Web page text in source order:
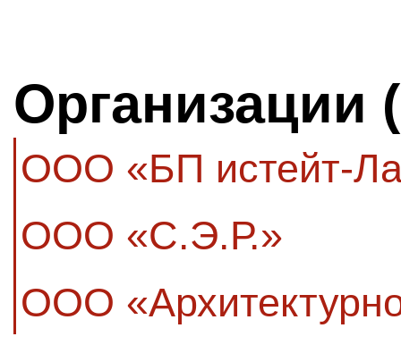
Организации
ООО «БП истейт-
ООО «С.Э.Р.»
ООО